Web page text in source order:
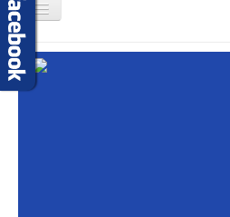
Przełącz
nawigację
Start
O nas